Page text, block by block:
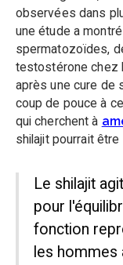
observées dans
une étude a
spermatozoïdes,
testostérone chez
après une cure de
coup de pouce à
qui cherchent à
shilajit pourrait
Le shilajit
pour
fonction
les hommes